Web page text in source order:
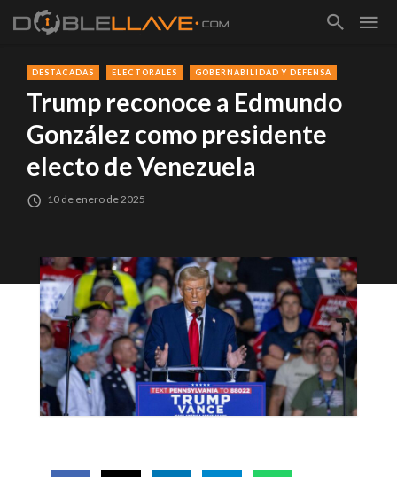
DESTACADAS ELECTORALES GOBERNABILIDAD Y DEFENSA
Trump reconoce a Edmundo
González como presidente
electo de Venezuela
10 de enero de 2025